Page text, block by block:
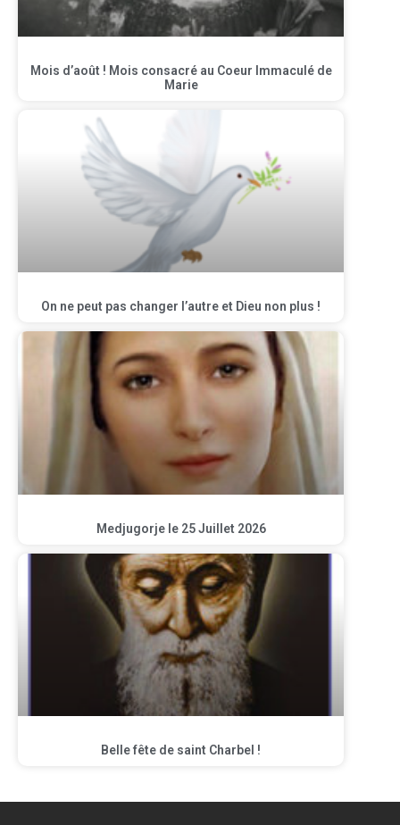
Mois d’août ! Mois consacré au Coeur Immaculé de
Marie
On ne peut pas changer l’autre et Dieu non plus !
Medjugorje le 25 Juillet 2026
Belle fête de saint Charbel !